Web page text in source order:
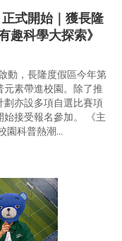
式開始｜獲長隆
趣科學大探索》
動，長隆度假區今年第
素帶進校園。除了推
亦設多項自選比賽項
接受報名參加。 《主
園科普熱潮...